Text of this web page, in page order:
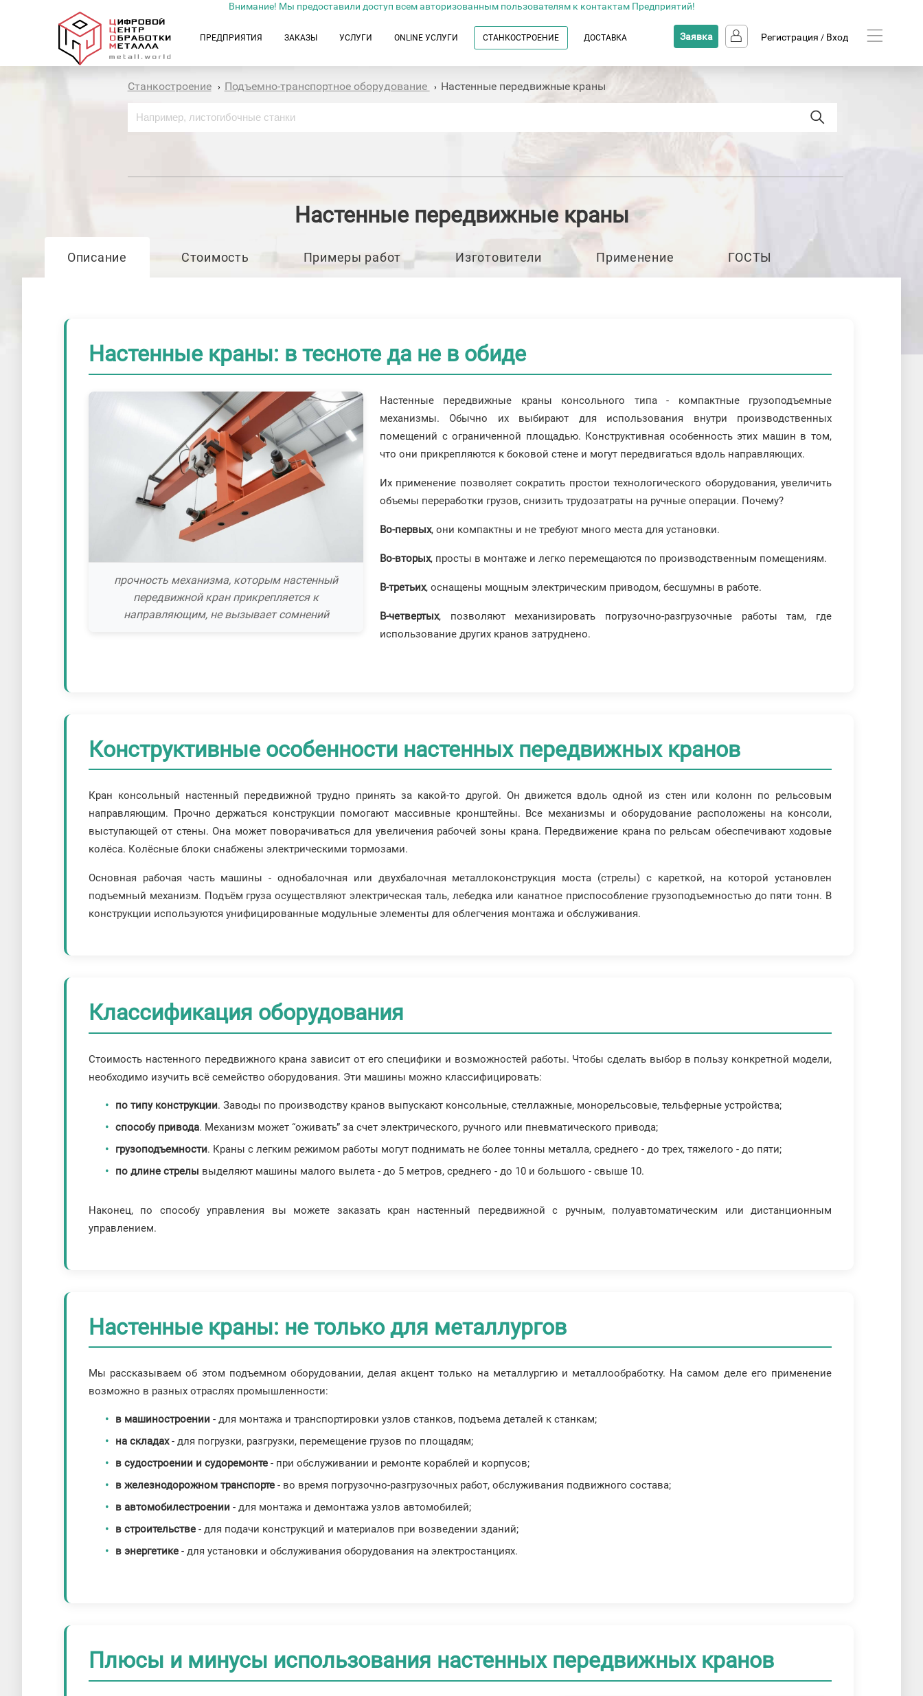
Внимание! Мы предоставили доступ всем авторизованным пользователям к контактам Предприятий!
ПРЕДПРИЯТИЯ ЗАКАЗЫ УСЛУГИ ONLINE УСЛУГИ СТАНКОСТРОЕНИЕ ДОСТАВКА Заявка Регистрация / Вход
Станкостроение› Подъемно-транспортное оборудование › Настенные передвижные краны
Настенные передвижные краны
Описание Стоимость Примеры работ Изготовители Применение ГОСТЫ
Настенные краны: в тесноте да не в обиде
прочность механизма, которым настенный
передвижной кран прикрепляется к
направляющим, не вызывает сомнений
Настенные передвижные краны консольного типа - компактные грузоподъемные
механизмы. Обычно их выбирают для использования внутри производственных
помещений с ограниченной площадью. Конструктивная особенность этих машин в том,
что они прикрепляются к боковой стене и могут передвигаться вдоль направляющих.
Их применение позволяет сократить простои технологического оборудования, увеличить
объемы переработки грузов, снизить трудозатраты на ручные операции. Почему?
Во-первых, они компактны и не требуют много места для установки.
Во-вторых, просты в монтаже и легко перемещаются по производственным помещениям.
В-третьих, оснащены мощным электрическим приводом, бесшумны в работе.
В-четвертых, позволяют механизировать погрузочно-разгрузочные работы там, где
использование других кранов затруднено.
Конструктивные особенности настенных передвижных кранов
Кран консольный настенный передвижной трудно принять за какой-то другой. Он движется вдоль одной из стен или колонн по рельсовым
направляющим. Прочно держаться конструкции помогают массивные кронштейны. Все механизмы и оборудование расположены на консоли,
выступающей от стены. Она может поворачиваться для увеличения рабочей зоны крана. Передвижение крана по рельсам обеспечивают ходовые
колёса. Колёсные блоки снабжены электрическими тормозами.
Основная рабочая часть машины - однобалочная или двухбалочная металлоконструкция моста (стрелы) с кареткой, на которой установлен
подъемный механизм. Подъём груза осуществляют электрическая таль, лебедка или канатное приспособление грузоподъемностью до пяти тонн. В
конструкции используются унифицированные модульные элементы для облегчения монтажа и обслуживания.
Классификация оборудования
Стоимость настенного передвижного крана зависит от его специфики и возможностей работы. Чтобы сделать выбор в пользу конкретной модели,
необходимо изучить всё семейство оборудования. Эти машины можно классифицировать:
по типу конструкции. Заводы по производству кранов выпускают консольные, стеллажные, монорельсовые, тельферные устройства;
способу привода. Механизм может “оживать” за счет электрического, ручного или пневматического привода;
грузоподъемности. Краны с легким режимом работы могут поднимать не более тонны металла, среднего - до трех, тяжелого - до пяти;
по длине стрелы выделяют машины малого вылета - до 5 метров, среднего - до 10 и большого - свыше 10.
Наконец, по способу управления вы можете заказать кран настенный передвижной с ручным, полуавтоматическим или дистанционным
управлением.
Настенные краны: не только для металлургов
Мы рассказываем об этом подъемном оборудовании, делая акцент только на металлургию и металлообработку. На самом деле его применение
возможно в разных отраслях промышленности:
в машиностроении - для монтажа и транспортировки узлов станков, подъема деталей к станкам;
на складах- для погрузки, разгрузки, перемещение грузов по площадям;
в судостроении и судоремонте - при обслуживании и ремонте кораблей и корпусов;
в железнодорожном транспорте - во время погрузочно-разгрузочных работ, обслуживания подвижного состава;
в автомобилестроении - для монтажа и демонтажа узлов автомобилей;
в строительстве - для подачи конструкций и материалов при возведении зданий;
в энергетике - для установки и обслуживания оборудования на электростанциях.
Плюсы и минусы использования настенных передвижных кранов